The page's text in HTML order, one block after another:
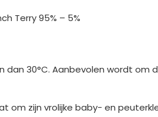
Terry 95% – 5%
30°C. Aanbevolen wordt
om zijn vrolijke baby- en